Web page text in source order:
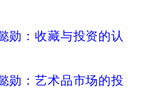
勋：收藏与投资的认
勋：艺术品市场的投